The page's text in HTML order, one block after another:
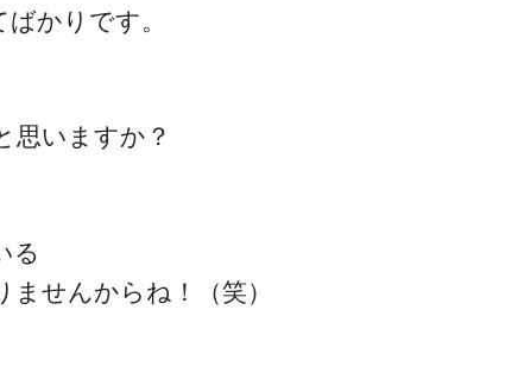
かりです。
思いますか？
る
ませんからね！（笑）